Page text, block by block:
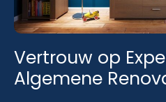
Vertrouw op
Algemene